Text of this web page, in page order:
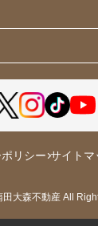
リシー サイトマ
大森不動産 All